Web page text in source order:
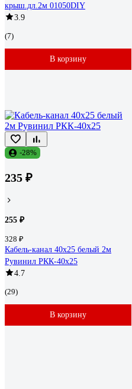
крыш.дл.2м 01050DIY
3.9
(7)
В корзину
-28%
235 ₽
255 ₽
328 ₽
Кабель-канал 40х25 белый 2м
Рувинил РКК-40х25
4.7
(29)
В корзину